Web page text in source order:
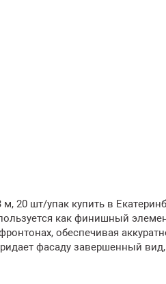
20 шт/упак купить в
как финишный
обеспечивая
фасаду завершенный